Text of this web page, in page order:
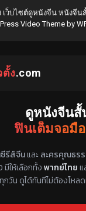
เว็บไซต์ดูหนังจีน หนังจี
Video Themeby
ง.com
ดูหนังจีนสั้
ฟินเต็มจอมื
วตั้ง พากย์ไทย ซับไท
รีส์จีนและ ละครคุณธร
มีให้เลือกทั้งพากย์ไทยแ
กวัน ดูได้ทันทีไม่ต้องโหล